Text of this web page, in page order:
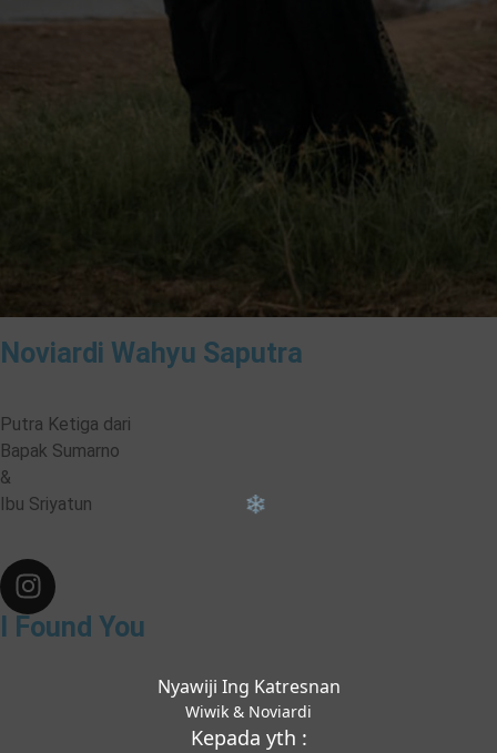
Noviardi Wahyu Saputra
Putra Ketiga dari
Bapak Sumarno
&
Ibu Sriyatun
I Found You
Nyawiji Ing Katresnan
Wiwik & Noviardi
Kepada yth :